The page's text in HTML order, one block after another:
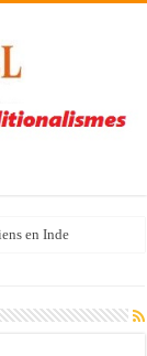
en Inde